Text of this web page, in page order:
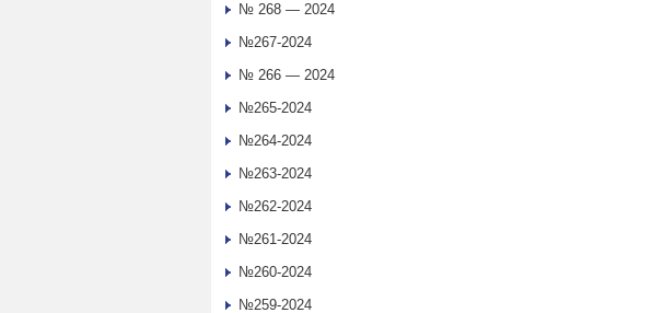
№ 268 — 2024
№267-2024
№ 266 — 2024
№265-2024
№264-2024
№263-2024
№262-2024
№261-2024
№260-2024
№259-2024